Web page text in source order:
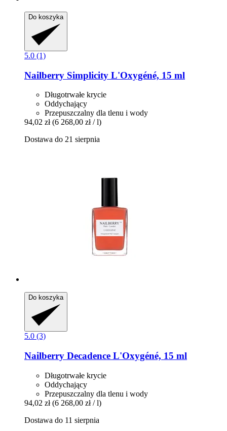
Do koszyka
5.0 (1)
Nailberry Simplicity L'Oxygéné, 15 ml
Długotrwałe krycie
Oddychający
Przepuszczalny dla tlenu i wody
94,02 zł (6 268,00 zł / l)
Dostawa do 21 sierpnia
Do koszyka
5.0 (3)
Nailberry Decadence L'Oxygéné, 15 ml
Długotrwałe krycie
Oddychający
Przepuszczalny dla tlenu i wody
94,02 zł (6 268,00 zł / l)
Dostawa do 11 sierpnia